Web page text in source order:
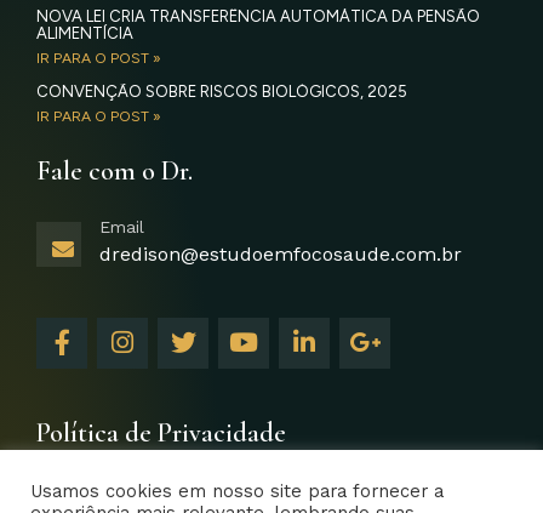
NOVA LEI CRIA TRANSFERÊNCIA AUTOMÁTICA DA PENSÃO
ALIMENTÍCIA
IR PARA O POST »
CONVENÇÃO SOBRE RISCOS BIOLÓGICOS, 2025
IR PARA O POST »
Fale com o Dr.
Email
dredison@estudoemfocosaude.com.br
F
a
b
o
o
k
I
n
a
g
r
a
T
w
t
e
r
Y
o
u
b
e
L
i
d
i
n
G
o
e
-
p
Política de Privacidade
Usamos cookies em nosso site para fornecer a